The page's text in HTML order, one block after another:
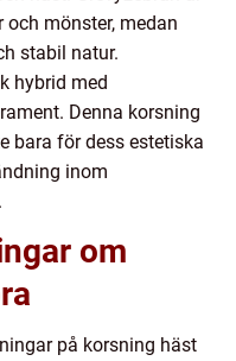
mönster, medan
stabil natur.
hybrid med
Denna korsning
bara för dess estetiska
inom
om
på korsning häst